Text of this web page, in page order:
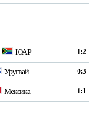
ЮАР 1:2
Уругвай 0:3
Мексика 1:1